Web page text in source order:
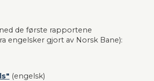
de første rapportene
engelsker gjort av Norsk Bane):
(engelsk)